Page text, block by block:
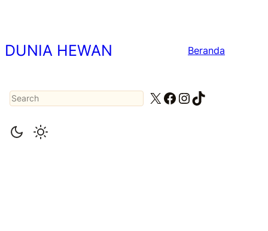
konten
DUNIA HEWAN Beranda
Search X Facebook
Instagram
TikTok